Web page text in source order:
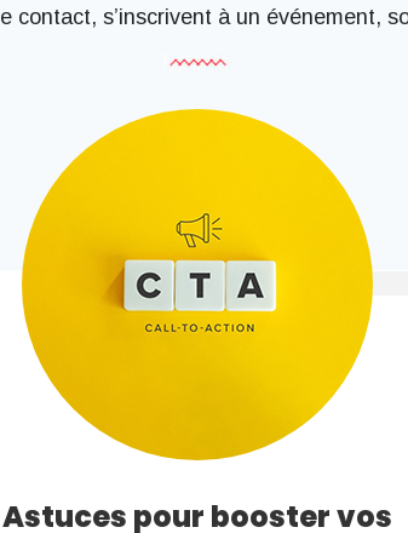
contact, s’inscrivent à un événement,
Astuces pour booster vos